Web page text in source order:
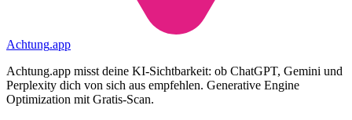
Achtung.app
Achtung.app misst deine KI-Sichtbarkeit: ob ChatGPT, Gemini und
Perplexity dich von sich aus empfehlen. Generative Engine
Optimization mit Gratis-Scan.